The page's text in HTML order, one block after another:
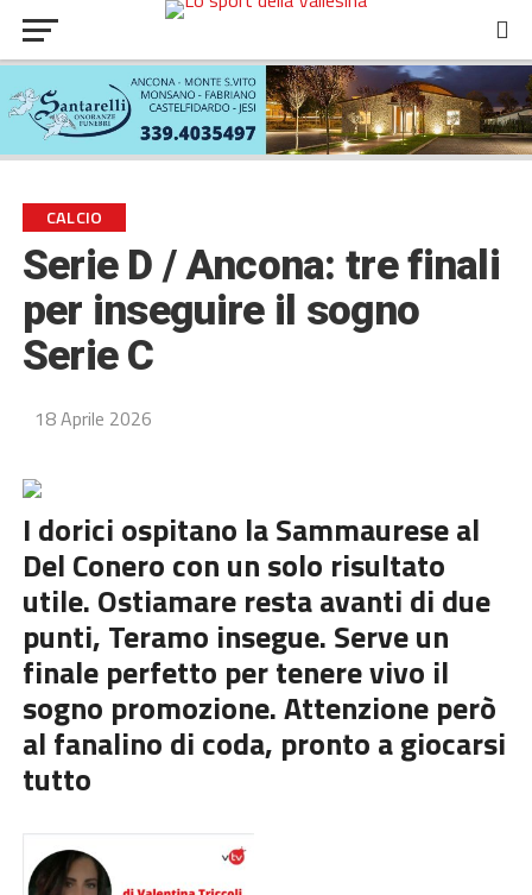
CALCIO
Serie D / Ancona: tre finali
per inseguire il sogno
Serie C
18 Aprile 2026
I dorici ospitano la Sammaurese al
Del Conero con un solo risultato
utile. Ostiamare resta avanti di due
punti, Teramo insegue. Serve un
finale perfetto per tenere vivo il
sogno promozione. Attenzione però
al fanalino di coda, pronto a giocarsi
tutto